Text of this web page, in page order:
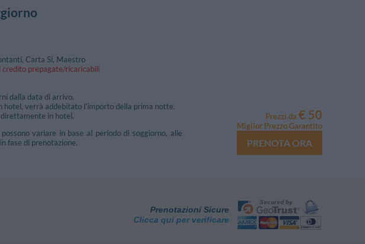
Carta Si, Maestro
prepagate/ricaricabili
dalla data di arrivo.
hotel, verrà addebitato l'importo della prima notte.
in hotel.
variare in base al periodo di soggiorno, alle
fase di prenotazione.
Prezzi da € 50
Miglior Prezzo Garantito
PRENOTA ORA
Prenotazioni Sicure
Clicca qui per verificare